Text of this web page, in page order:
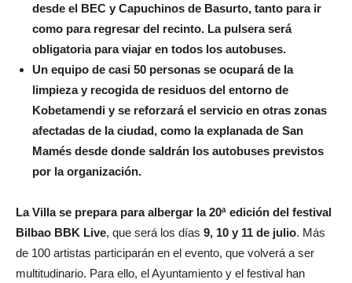
desde el BEC y Capuchinos de Basurto, tanto para ir
como para regresar del recinto. La pulsera será
obligatoria para viajar en todos los autobuses.
Un equipo de casi 50 personas se ocupará de la
limpieza y recogida de residuos del entorno de
Kobetamendi y se reforzará el servicio en otras zonas
afectadas de la ciudad, como la explanada de San
Mamés desde donde saldrán los autobuses previstos
por la organización.
La Villa se prepara para albergar la 20ª edición del festival
Bilbao BBK Live, que será los días 9, 10 y 11 de julio. Más
de 100 artistas participarán en el evento, que volverá a ser
multitudinario. Para ello, el Ayuntamiento y el festival han